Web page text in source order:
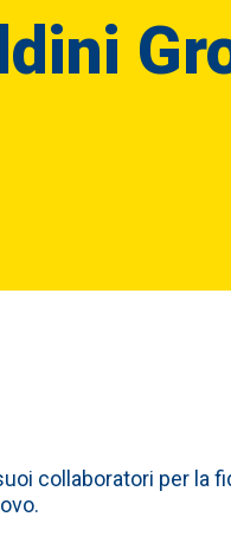
collaboratori per la